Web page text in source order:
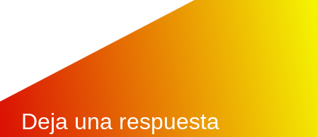
Deja una respuesta